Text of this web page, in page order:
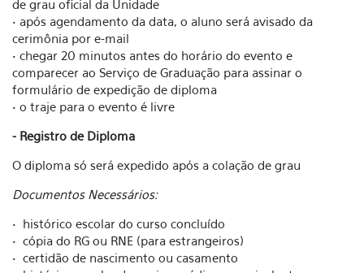
de grau oficial da Unidade
• após agendamento da data, o aluno será avisado da
cerimônia por e-mail
• chegar 20 minutos antes do horário do evento e
comparecer ao Serviço de Graduação para assinar o
formulário de expedição de diploma
• o traje para o evento é livre
- Registro de Diploma
O diploma só será expedido após a colação de grau
Documentos Necessários:
• histórico escolar do curso concluído
• cópia do RG ou RNE (para estrangeiros)
• certidão de nascimento ou casamento